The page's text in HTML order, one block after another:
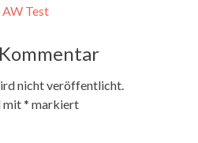
Test
nicht veröffentlicht.
mit* markiert